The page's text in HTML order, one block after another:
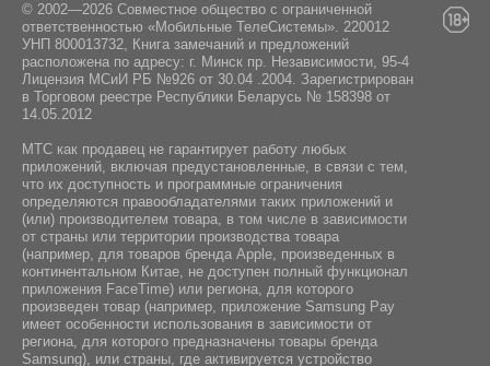
© 2002—2026 Совместное общество с ограниченной
ответственностью «Мобильные ТелеСистемы». 220012
УНП 800013732, Книга замечаний и предложений
расположена по адресу: г. Минск пр. Независимости, 95-4
Лицензия МСиИ РБ №926 от 30.04 .2004. Зарегистрирован
в Торговом реестре Республики Беларусь № 158398 от
14.05.2012
МТС как продавец не гарантирует работу любых
приложений, включая предустановленные, в связи с тем,
что их доступность и программные ограничения
определяются правообладателями таких приложений и
(или) производителем товара, в том числе в зависимости
от страны или территории производства товара
(например, для товаров бренда Apple, произведенных в
континентальном Китае, не доступен полный функционал
приложения FaceTime) или региона, для которого
произведен товар (например, приложение Samsung Pay
имеет особенности использования в зависимости от
региона, для которого предназначены товары бренда
Samsung), или страны, где активируется устройство